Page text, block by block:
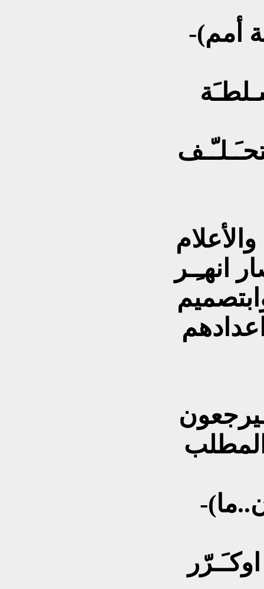
-(هـيـئـة أمم) تترقب ، (اوربا) ما
انهـِـر
-(عيب امن الشهيد اشلون..ما